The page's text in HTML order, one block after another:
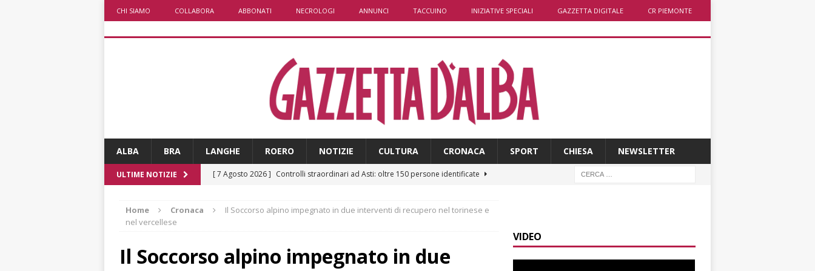
CHI SIAMO COLLABORA ABBONATI NECROLOGI ANNUNCI TACCUINO INIZIATIVE SPECIALI GAZZETTA DIGITALE CR PIEMONTE
ALBA BRA LANGHE ROERO NOTIZIE CULTURA CRONACA SPORT CHIESA NEWSLETTER
ULTIME NOTIZIE [ 7 Agosto 2026 ] Controlli straordinari ad Asti: oltre 150 persone identificate
[ 7 Agosto 2026 ] Fondazione CRC, oltre 2,15 milioni per 41 progetti green
[ 7 Agosto 2026 ] Siccità in Piemonte, parte la richiesta di calamità naturale
Home Cronaca
Il Soccorso alpino impegnato in due interventi di recupero nel torinese e
nel vercellese
Il Soccorso alpino impegnato in due
VIDEO